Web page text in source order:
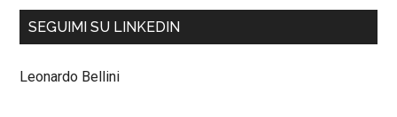
SEGUIMI SU LINKEDIN
Leonardo Bellini